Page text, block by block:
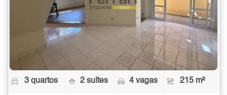
3 quartos 2 suítes 4 vagas 215 m²